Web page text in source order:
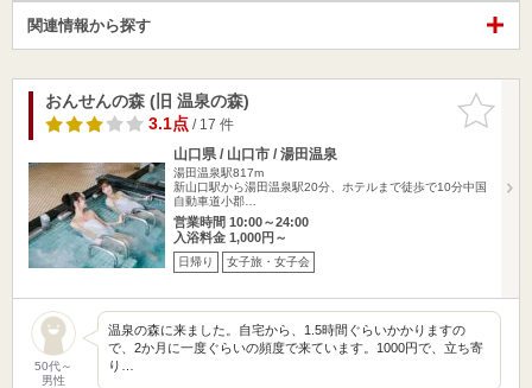
関連情報から探す
お気に入
りに追加
おんせんの森 (旧 温泉の森)
3.1点/ 17 件
山口県 / 山口市 / 湯田温泉
湯田温泉駅817m
新山口駅から湯田温泉駅20分、ホテルまで徒歩で10分中国
自動車道小郡…
営業時間 10:00～24:00
入浴料金 1,000円～
日帰り 女子旅・女子会
50代～
男性
温泉の森に来ました。自宅から、1.5時間ぐらいかかりますの
で、2か月に一度ぐらいの頻度で来ています。1000円で、立ち寄
り…